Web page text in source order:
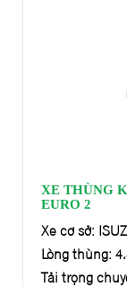
XE THÙNG
EURO 2
Xe cơ sở:
Lòng thùng:
Tải trọng